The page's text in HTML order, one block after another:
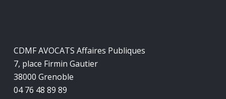
CDMF AVOCATS Affaires Publiques
7, place Firmin Gautier
38000 Grenoble
04 76 48 89 89